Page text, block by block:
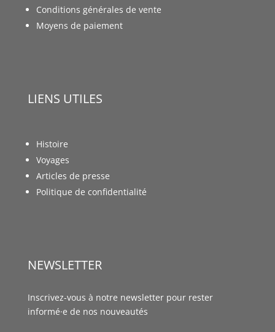
Conditions générales de vente
Moyens de paiement
LIENS UTILES
Histoire
Voyages
Articles de presse
Politique de confidentialité
NEWSLETTER
Inscrivez-vous à notre newsletter pour rester
informé·e de nos nouveautés